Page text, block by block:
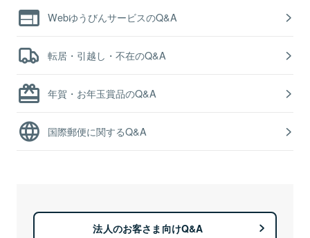
WebゆうびんサービスのQ&A
転居・引越し・不在のQ&A
年賀・お年玉賞品のQ&A
国際郵便に関するQ&A
法人のお客さま向けQ&A